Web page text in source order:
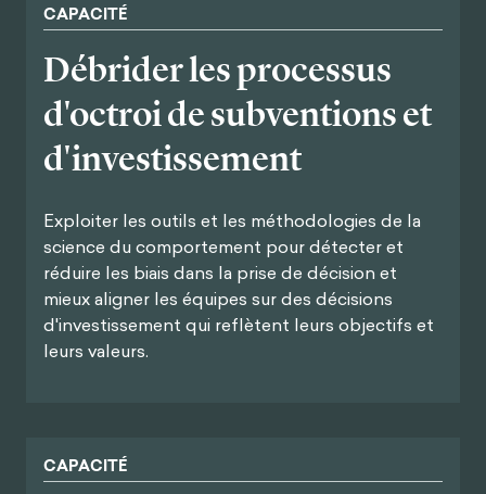
CAPACITÉ
Débrider les processus
d'octroi de subventions et
d'investissement
Exploiter les outils et les méthodologies de la
science du comportement pour détecter et
réduire les biais dans la prise de décision et
mieux aligner les équipes sur des décisions
d'investissement qui reflètent leurs objectifs et
leurs valeurs.
CAPACITÉ